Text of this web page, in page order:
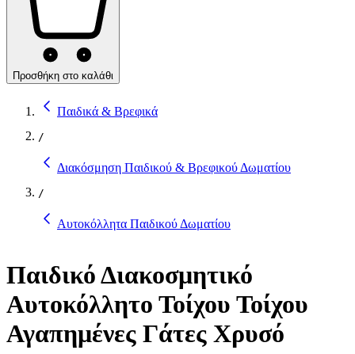
Προσθήκη στο καλάθι
Παιδικά & Βρεφικά
/
Διακόσμηση Παιδικού & Βρεφικού Δωματίου
/
Αυτοκόλλητα Παιδικού Δωματίου
Παιδικό Διακοσμητικό
Αυτοκόλλητο Τοίχου Τοίχου
Αγαπημένες Γάτες Χρυσό